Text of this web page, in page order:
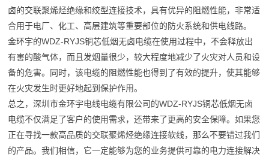
卤的交联聚烯烃绝缘和绞型连接技术，具有优异的阻燃性能，非常适
合用于电厂、化工、高层建筑等重要部位的防火系统和供电线路。
金环宇的WDZ-RYJS铜芯低烟无卤电缆在使用过程中，不会释放出
有害的酸气体，而且发烟量很少，较大程度地减少了火灾对人员和设
备的危害。同时，该电缆的阻燃性能也得到了有效的提升，使其能够
在火灾发生时更好地起到保护作用。
总之，深圳市金环宇电线电缆有限公司的WDZ-RYJS铜芯低烟无卤
电缆不仅满足了客户的使用需求，还带来了更高的安全保障。如果您
正在寻找一款高品质的交联聚烯烃绝缘连接软线，那么不要错过我们
的产品。我们相信，它一定能够为您的业务提供可靠的电力连接解决